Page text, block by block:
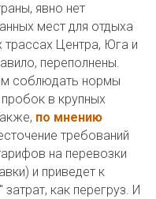
явно нет
мест для отдыха
трассах Центра, Юга и
переполнены.
соблюдать нормы
в крупных
по мнению
требований
на перевозки
и приведет к
как перегруз. И